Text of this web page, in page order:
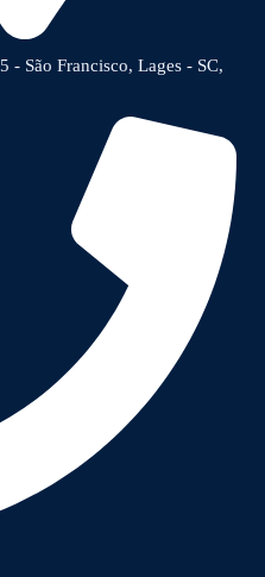
- São Francisco, Lages - SC,